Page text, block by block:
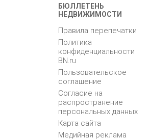
БЮЛЛЕТЕНЬ
НЕДВИЖИМОСТИ
Правила перепечатки
Политика
конфиденциальности
BN.ru
Пользовательское
соглашение
Согласие на
распространение
персональных данных
Карта сайта
Медийная реклама